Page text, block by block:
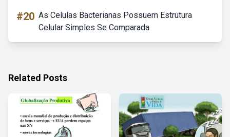
#20 As Celulas Bacterianas Possuem Estrutura
Celular Simples Se Comparada
Related Posts